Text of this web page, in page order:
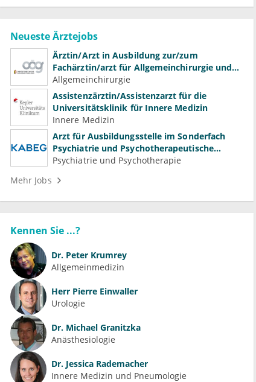
Neueste Ärztejobs
Ärztin/Arzt in Ausbildung zur/zum
Fachärztin/arzt für Allgemeinchirurgie und
Gefäßchirurgie
Allgemeinchirurgie
Assistenzärztin/Assistenzarzt für die
Universitätsklinik für Innere Medizin
Innere Medizin
Arzt für Ausbildungsstelle im Sonderfach
Psychiatrie und Psychotherapeutische
Medizin (m/w/d)
Psychiatrie und Psychotherapie
Mehr Jobs
Kennen Sie ...?
Dr. Peter Krumrey
Allgemeinmedizin
Herr Pierre Einwaller
Urologie
Dr. Michael Granitzka
Anästhesiologie
Dr. Jessica Rademacher
Innere Medizin und Pneumologie